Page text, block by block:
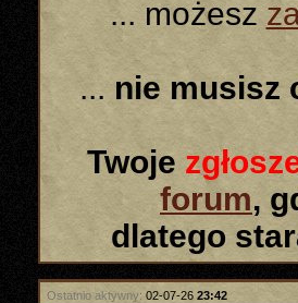
... możesz
... nie musisz
Twoje
forum,
dlatego
Ostatnio aktywny: 02-07-26 23:42